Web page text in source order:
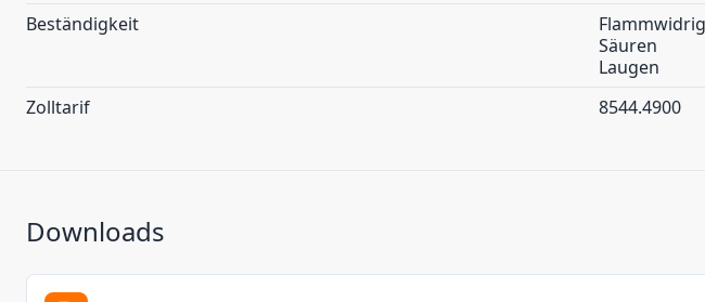
Beständigkeit
Flammwidrig
Säuren
Laugen
Zolltarif
8544.4900
Downloads